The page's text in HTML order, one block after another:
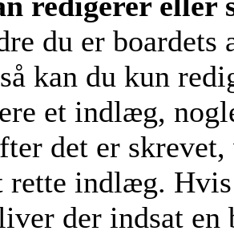
du er
kan du kun
et indlæg,
det er
rette indlæg.
der indsat